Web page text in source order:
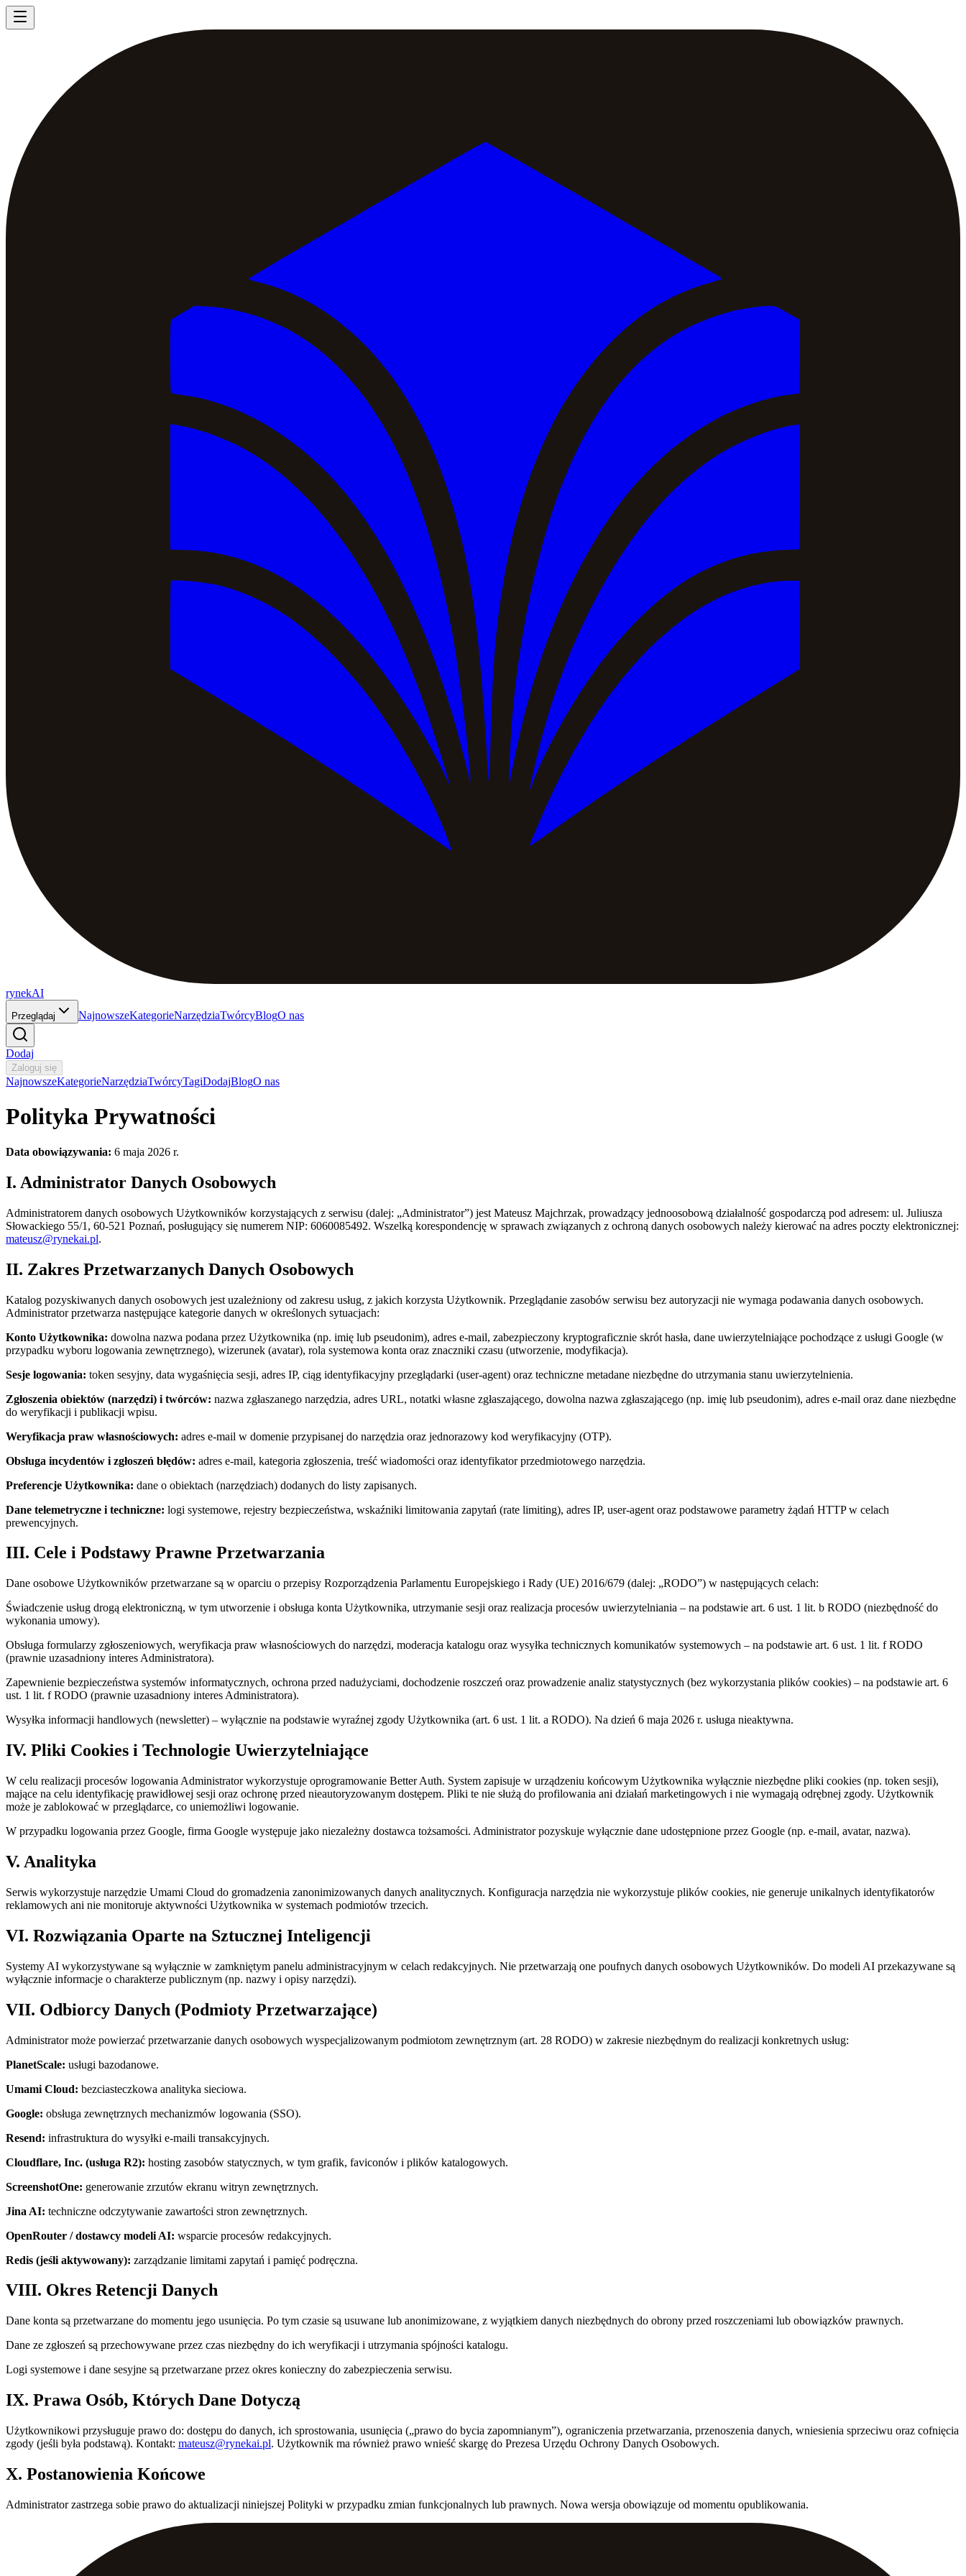
rynekAI
Przeglądaj NajnowszeKategorieNarzędziaTwórcyBlogO nas
Dodaj
Zaloguj się
NajnowszeKategorieNarzędziaTwórcyTagiDodajBlogO nas
Polityka Prywatności
Data obowiązywania: 6 maja 2026 r.
I. Administrator Danych Osobowych
Administratorem danych osobowych Użytkowników korzystających z serwisu (dalej: „Administrator”) jest Mateusz Majchrzak, prowadzący jednoosobową działalność gospodarczą pod adresem: ul. Juliusza
Słowackiego 55/1, 60-521 Poznań, posługujący się numerem NIP: 6060085492. Wszelką korespondencję w sprawach związanych z ochroną danych osobowych należy kierować na adres poczty elektronicznej:
mateusz@rynekai.pl.
II. Zakres Przetwarzanych Danych Osobowych
Katalog pozyskiwanych danych osobowych jest uzależniony od zakresu usług, z jakich korzysta Użytkownik. Przeglądanie zasobów serwisu bez autoryzacji nie wymaga podawania danych osobowych.
Administrator przetwarza następujące kategorie danych w określonych sytuacjach:
Konto Użytkownika: dowolna nazwa podana przez Użytkownika (np. imię lub pseudonim), adres e-mail, zabezpieczony kryptograficznie skrót hasła, dane uwierzytelniające pochodzące z usługi Google (w
przypadku wyboru logowania zewnętrznego), wizerunek (avatar), rola systemowa konta oraz znaczniki czasu (utworzenie, modyfikacja).
Sesje logowania: token sesyjny, data wygaśnięcia sesji, adres IP, ciąg identyfikacyjny przeglądarki (user-agent) oraz techniczne metadane niezbędne do utrzymania stanu uwierzytelnienia.
Zgłoszenia obiektów (narzędzi) i twórców: nazwa zgłaszanego narzędzia, adres URL, notatki własne zgłaszającego, dowolna nazwa zgłaszającego (np. imię lub pseudonim), adres e-mail oraz dane niezbędne
do weryfikacji i publikacji wpisu.
Weryfikacja praw własnościowych: adres e-mail w domenie przypisanej do narzędzia oraz jednorazowy kod weryfikacyjny (OTP).
Obsługa incydentów i zgłoszeń błędów: adres e-mail, kategoria zgłoszenia, treść wiadomości oraz identyfikator przedmiotowego narzędzia.
Preferencje Użytkownika: dane o obiektach (narzędziach) dodanych do listy zapisanych.
Dane telemetryczne i techniczne: logi systemowe, rejestry bezpieczeństwa, wskaźniki limitowania zapytań (rate limiting), adres IP, user-agent oraz podstawowe parametry żądań HTTP w celach
prewencyjnych.
III. Cele i Podstawy Prawne Przetwarzania
Dane osobowe Użytkowników przetwarzane są w oparciu o przepisy Rozporządzenia Parlamentu Europejskiego i Rady (UE) 2016/679 (dalej: „RODO”) w następujących celach:
Świadczenie usług drogą elektroniczną, w tym utworzenie i obsługa konta Użytkownika, utrzymanie sesji oraz realizacja procesów uwierzytelniania – na podstawie art. 6 ust. 1 lit. b RODO (niezbędność do
wykonania umowy).
Obsługa formularzy zgłoszeniowych, weryfikacja praw własnościowych do narzędzi, moderacja katalogu oraz wysyłka technicznych komunikatów systemowych – na podstawie art. 6 ust. 1 lit. f RODO
(prawnie uzasadniony interes Administratora).
Zapewnienie bezpieczeństwa systemów informatycznych, ochrona przed nadużyciami, dochodzenie roszczeń oraz prowadzenie analiz statystycznych (bez wykorzystania plików cookies) – na podstawie art. 6
ust. 1 lit. f RODO (prawnie uzasadniony interes Administratora).
Wysyłka informacji handlowych (newsletter) – wyłącznie na podstawie wyraźnej zgody Użytkownika (art. 6 ust. 1 lit. a RODO). Na dzień 6 maja 2026 r. usługa nieaktywna.
IV. Pliki Cookies i Technologie Uwierzytelniające
W celu realizacji procesów logowania Administrator wykorzystuje oprogramowanie Better Auth. System zapisuje w urządzeniu końcowym Użytkownika wyłącznie niezbędne pliki cookies (np. token sesji),
mające na celu identyfikację prawidłowej sesji oraz ochronę przed nieautoryzowanym dostępem. Pliki te nie służą do profilowania ani działań marketingowych i nie wymagają odrębnej zgody. Użytkownik
może je zablokować w przeglądarce, co uniemożliwi logowanie.
W przypadku logowania przez Google, firma Google występuje jako niezależny dostawca tożsamości. Administrator pozyskuje wyłącznie dane udostępnione przez Google (np. e-mail, avatar, nazwa).
V. Analityka
Serwis wykorzystuje narzędzie Umami Cloud do gromadzenia zanonimizowanych danych analitycznych. Konfiguracja narzędzia nie wykorzystuje plików cookies, nie generuje unikalnych identyfikatorów
reklamowych ani nie monitoruje aktywności Użytkownika w systemach podmiotów trzecich.
VI. Rozwiązania Oparte na Sztucznej Inteligencji
Systemy AI wykorzystywane są wyłącznie w zamkniętym panelu administracyjnym w celach redakcyjnych. Nie przetwarzają one poufnych danych osobowych Użytkowników. Do modeli AI przekazywane są
wyłącznie informacje o charakterze publicznym (np. nazwy i opisy narzędzi).
VII. Odbiorcy Danych (Podmioty Przetwarzające)
Administrator może powierzać przetwarzanie danych osobowych wyspecjalizowanym podmiotom zewnętrznym (art. 28 RODO) w zakresie niezbędnym do realizacji konkretnych usług:
PlanetScale: usługi bazodanowe.
Umami Cloud: bezciasteczkowa analityka sieciowa.
Google: obsługa zewnętrznych mechanizmów logowania (SSO).
Resend: infrastruktura do wysyłki e-maili transakcyjnych.
Cloudflare, Inc. (usługa R2): hosting zasobów statycznych, w tym grafik, faviconów i plików katalogowych.
ScreenshotOne: generowanie zrzutów ekranu witryn zewnętrznych.
Jina AI: techniczne odczytywanie zawartości stron zewnętrznych.
OpenRouter / dostawcy modeli AI: wsparcie procesów redakcyjnych.
Redis (jeśli aktywowany): zarządzanie limitami zapytań i pamięć podręczna.
VIII. Okres Retencji Danych
Dane konta są przetwarzane do momentu jego usunięcia. Po tym czasie są usuwane lub anonimizowane, z wyjątkiem danych niezbędnych do obrony przed roszczeniami lub obowiązków prawnych.
Dane ze zgłoszeń są przechowywane przez czas niezbędny do ich weryfikacji i utrzymania spójności katalogu.
Logi systemowe i dane sesyjne są przetwarzane przez okres konieczny do zabezpieczenia serwisu.
IX. Prawa Osób, Których Dane Dotyczą
Użytkownikowi przysługuje prawo do: dostępu do danych, ich sprostowania, usunięcia („prawo do bycia zapomnianym”), ograniczenia przetwarzania, przenoszenia danych, wniesienia sprzeciwu oraz cofnięcia
zgody (jeśli była podstawą). Kontakt: mateusz@rynekai.pl. Użytkownik ma również prawo wnieść skargę do Prezesa Urzędu Ochrony Danych Osobowych.
X. Postanowienia Końcowe
Administrator zastrzega sobie prawo do aktualizacji niniejszej Polityki w przypadku zmian funkcjonalnych lub prawnych. Nowa wersja obowiązuje od momentu opublikowania.